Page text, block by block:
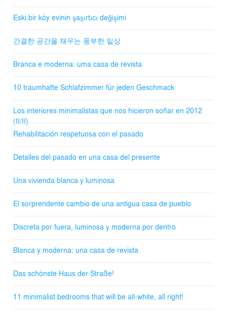
Eski bir köy evinin şaşırtıcı değişimi
간결한 공간을 채우는 풍부한 일상
Branca e moderna: uma casa de revista
10 traumhafte Schlafzimmer für jeden Geschmack
Los interiores minimalistas que nos hicieron soñar en 2012
(II/II)
Rehabilitación respetuosa con el pasado
Detalles del pasado en una casa del presente
Una vivienda blanca y luminosa
El sorprendente cambio de una antigua casa de pueblo
Discreta por fuera, luminosa y moderna por dentro
Blanca y moderna: una casa de revista
Das schönste Haus der Straße!
11 minimalist bedrooms that will be all-white, all right!